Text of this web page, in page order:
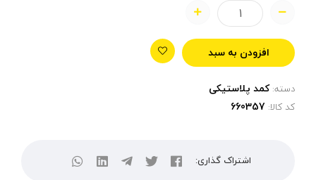
افزودن به سبد
دسته: کمد پلاستیکی
کد کالا:
اشتراک گذاری: